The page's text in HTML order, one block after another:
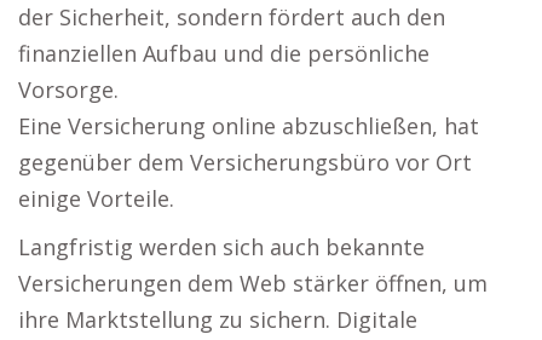
der Sicherheit, sondern fördert auch den
finanziellen Aufbau und die persönliche
Vorsorge.
Eine Versicherung online abzuschließen, hat
gegenüber dem Versicherungsbüro vor Ort
einige Vorteile.
Langfristig werden sich auch bekannte
Versicherungen dem Web stärker öffnen, um
ihre Marktstellung zu sichern. Digitale